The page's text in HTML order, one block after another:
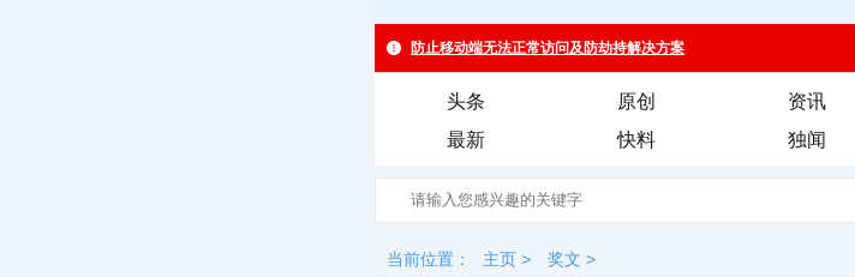
头条 原创 资讯
最新
快料 独闻
当前位置： 主页 > 奖文 >